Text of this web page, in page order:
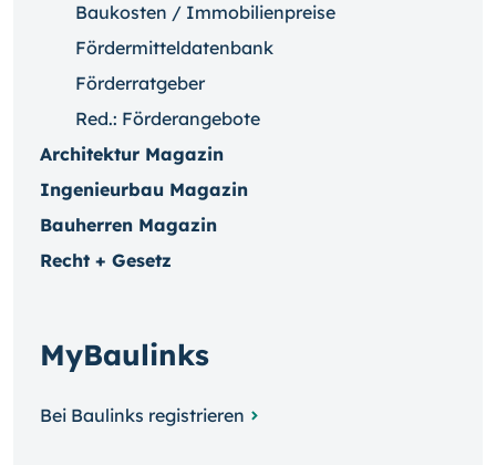
Baukosten / Immobilienpreise
Fördermitteldatenbank
Förderratgeber
Red.: Förderangebote
Architektur Magazin
Ingenieurbau Magazin
Bauherren Magazin
Recht + Gesetz
MyBaulinks
Bei Baulinks registrieren